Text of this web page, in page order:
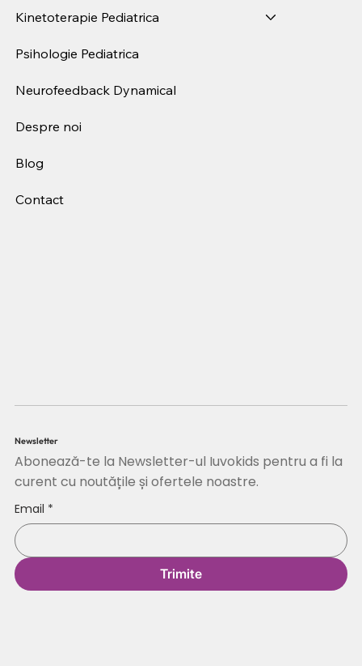
Newsletter
Abonează-te la Newsletter-ul Iuvokids pentru a fi la
curent cu noutățile și ofertele noastre.
Email *
Trimite
Kinetoterapie Pediatrica
Psihologie Pediatrica
Neurofeedback Dynamical
Despre noi
Blog
Contact